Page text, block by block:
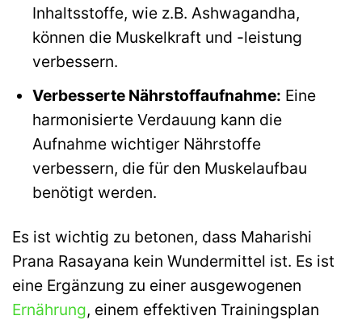
Inhaltsstoffe, wie z.B. Ashwagandha,
können die Muskelkraft und -leistung
verbessern.
Verbesserte Nährstoffaufnahme: Eine
harmonisierte Verdauung kann die
Aufnahme wichtiger Nährstoffe
verbessern, die für den Muskelaufbau
benötigt werden.
Es ist wichtig zu betonen, dass Maharishi
Prana Rasayana kein Wundermittel ist. Es ist
eine Ergänzung zu einer ausgewogenen
Ernährung, einem effektiven Trainingsplan